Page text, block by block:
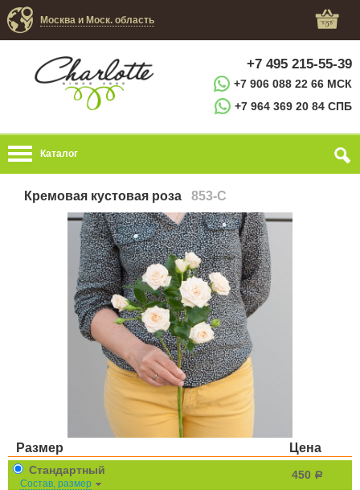
Москва и Моск. область
+7 495 215-55-39
+7 906 088 22 66 МСК
+7 964 369 20 84 СПБ
Каталог
Кремовая кустовая роза 853-C
Размер Цена
Стандартный
Состав, размер
450 a